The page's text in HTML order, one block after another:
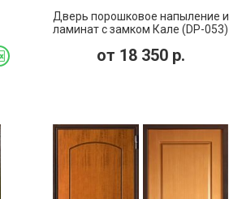
Дверь порошковое напыление и
ламинат с замком Кале (DP-053)
от 18 350р.